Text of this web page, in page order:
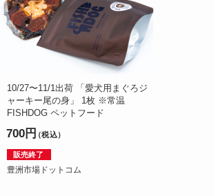
10/27〜11/1出荷 「愛犬用まぐろジ
ャーキー尾の身」 1枚 ※常温
FISHDOG ペットフード
700円（税込）
販売終了
豊洲市場ドットコム